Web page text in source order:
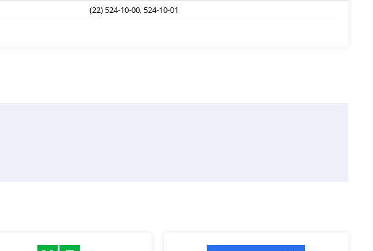
(22) 524-10-00, 524-10-01